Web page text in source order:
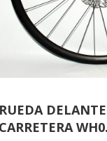
RUEDA
CARRETERA